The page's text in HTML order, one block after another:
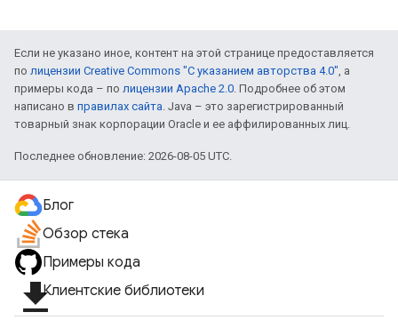
Если не указано иное, контент на этой странице предоставляется
по лицензии Creative Commons "С указанием авторства 4.0", а
примеры кода – по лицензии Apache 2.0. Подробнее об этом
написано в правилах сайта. Java – это зарегистрированный
товарный знак корпорации Oracle и ее аффилированных лиц.
Последнее обновление: 2026-08-05 UTC.
Блог
Обзор стека
Примеры кода
file_downloadКлиентские библиотеки